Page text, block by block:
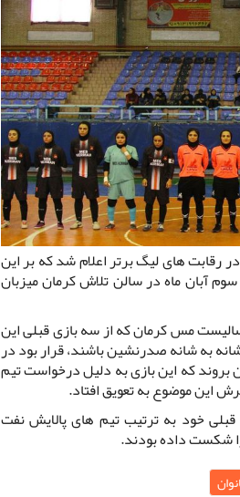
رقابت های لیگ برتر اعلام شد که بر این
از ساعت 11 روز شنبه سوم آبان ماه در سالن تلاش کرمان میزبان
مس کرمان که از سه بازی قبلی این
را کسب کرئند تا با 9 امتیاز شانه به شانه صدرنشین باشند، قرار بود در
که این بازی به دلیل درخواست تیم
این موضوع به تعویق افتاد.
خود به ترتیب تیم های پالایش نفت
شکست داده بودند.